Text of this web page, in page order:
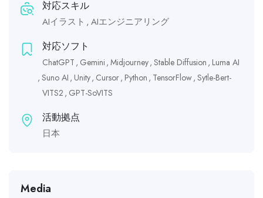
対応スキル
AIイラスト AIエンジニアリング
対応ソフト
ChatGPT ‎Gemini Midjourney Stable Diffusion Luma AI
Suno AI Unity Cursor Python TensorFlow Sytle-Bert-
VITS2 GPT-SoVITS
活動拠点
日本
Media